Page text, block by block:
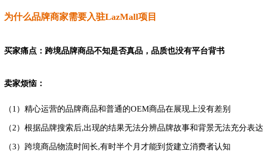
为什么品牌商家需要入驻LazMall项目
买家痛点： 跨境品牌商品不知是否真品，品质也没有平台背书
卖家烦恼：
（1）精心运营的品牌商品和普通的OEM商品在展现上没有差别
（2）根据品牌搜索后,出现的结果无法分辨品牌故事和背景无法充分表达
（3）跨境商品物流时间长,有时半个月才能到货建立消费者认知